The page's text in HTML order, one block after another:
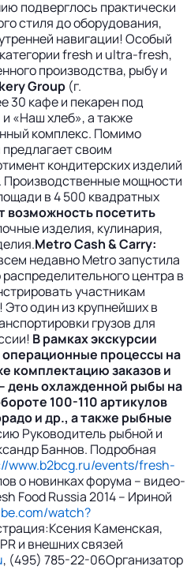
подверглось практически
стиля до оборудования,
навигации! Особый
fresh и ultra-fresh,
производства, рыбу и
Group (г.
30 кафе и пекарен под
«Наш хлеб», а также
комплекс. Помимо
своим
кондитерских изделий
Производственные мощности
в 4 500 квадратных
возможность посетить
изделия, кулинария,
Metro Cash & Carry:
недавно Metro запустила
центра в
участникам
один из крупнейших в
грузов для
В рамках экскурсии
операционные процессы на
комплектацию заказов и
день охлажденной рыбы на
100-110 артикулов
и др., а также рыбные
Руководитель рыбной и
Баннов. Подробная
www.b2bcg.ru/events/fresh-
о новинках форума – видео-
Food Russia 2014 – Ириной
watch?
Каменская,
и внешних связей
, (495) 785-22-06Организатор